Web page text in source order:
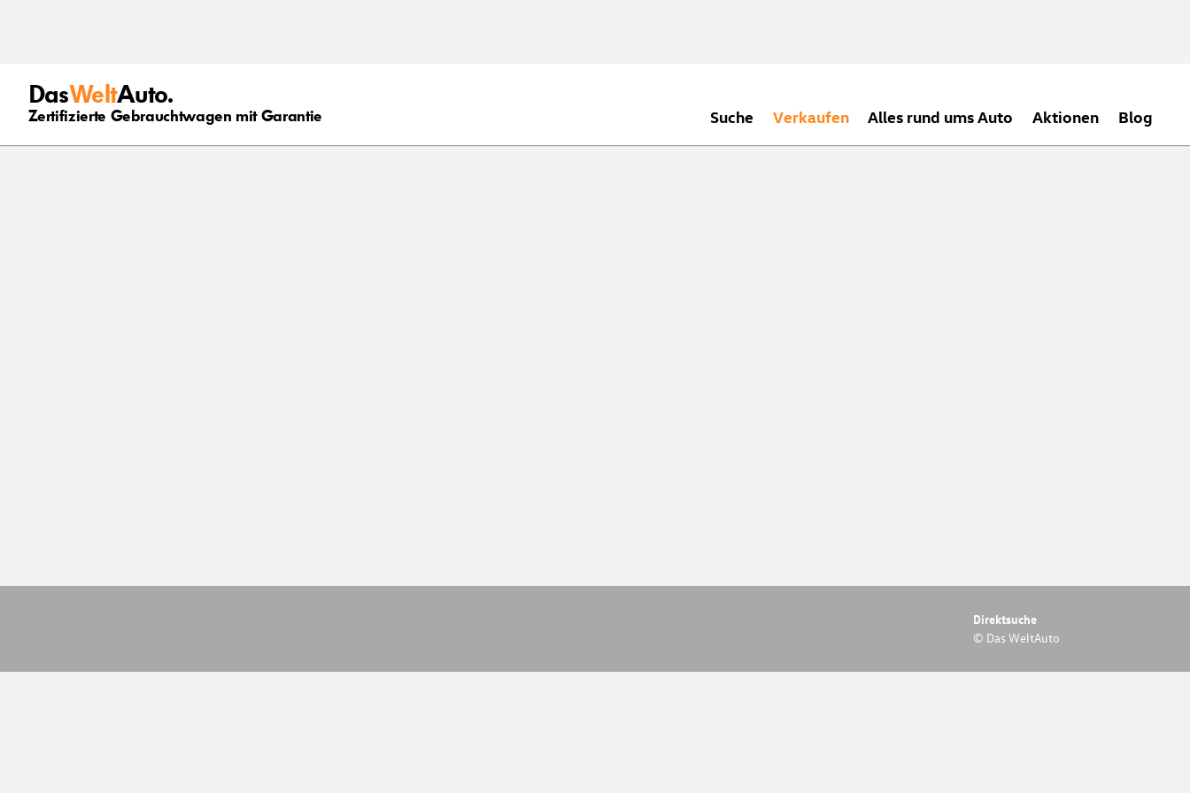
DasWeltAuto.
Zertifizierte Gebrauchtwagen mit Garantie Suche Verkaufen Alles rund ums Auto Aktionen Blog
Direktsuche
© Das WeltAuto